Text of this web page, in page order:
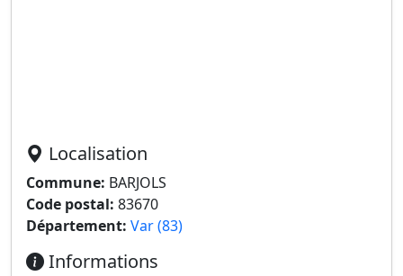
Localisation
Commune: BARJOLS
Code postal: 83670
Département: Var (83)
Informations